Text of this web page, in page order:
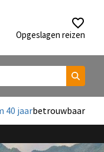
Opgeslagen reizen
40 jaarbetrouwbaar